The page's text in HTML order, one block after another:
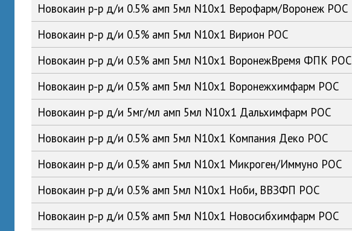
Новокаин р-р д/и 0.5% амп 5мл N10x1 Верофарм/Воронеж РОС
Новокаин р-р д/и 0.5% амп 5мл N10x1 Вирион РОС
Новокаин р-р д/и 0.5% амп 5мл N10x1 ВоронежВремя ФПК РОС
Новокаин р-р д/и 0.5% амп 5мл N10x1 Воронежхимфарм РОС
Новокаин р-р д/и 5мг/мл амп 5мл N10x1 Дальхимфарм РОС
Новокаин р-р д/и 0.5% амп 5мл N10x1 Компания Деко РОС
Новокаин р-р д/и 0.5% амп 5мл N10x1 Микроген/Иммуно РОС
Новокаин р-р д/и 0.5% амп 5мл N10x1 Ноби, ВВЗФП РОС
Новокаин р-р д/и 0.5% амп 5мл N10x1 Новосибхимфарм РОС